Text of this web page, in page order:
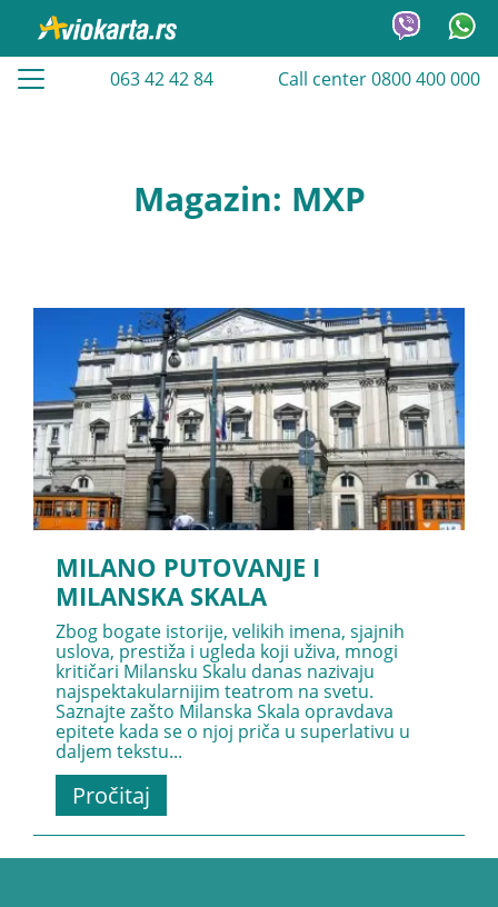
063 42 42 84 Call center 0800 400 000
Magazin: MXP
MILANO PUTOVANJE I
MILANSKA SKALA
Zbog bogate istorije, velikih imena, sjajnih
uslova, prestiža i ugleda koji uživa, mnogi
kritičari Milansku Skalu danas nazivaju
najspektakularnijim teatrom na svetu.
Saznajte zašto Milanska Skala opravdava
epitete kada se o njoj priča u superlativu u
daljem tekstu...
Pročitaj